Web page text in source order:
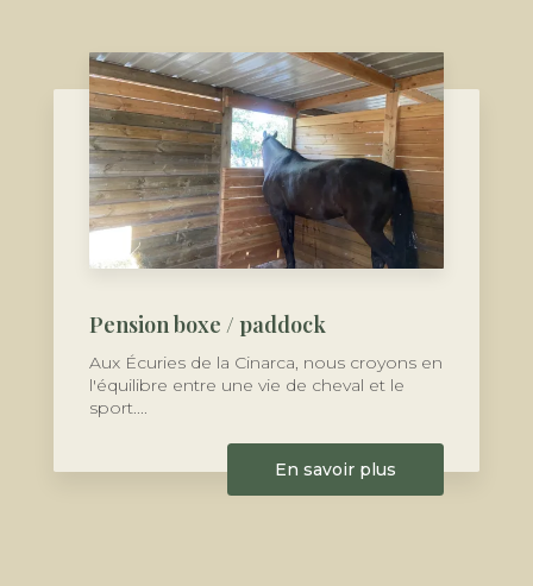
Pension boxe / paddock
Aux Écuries de la Cinarca, nous croyons en
l'équilibre entre une vie de cheval et le
sport....
En savoir plus